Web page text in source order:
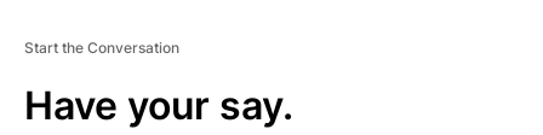
Start the Conversation
Have your say.